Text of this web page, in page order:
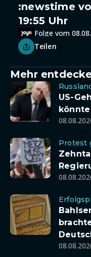
:newstime
19:55 Uhr
Folge vom
Teilen
Mehr
US-
Protest